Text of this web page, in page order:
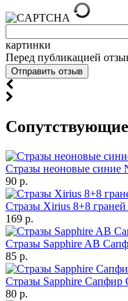
картинки
Перед публикацией
Cопутствующие
Стразы неоновые синие
90 р.
Стразы Xirius 8+8
169 р.
Стразы Sapphire AB
85 р.
Стразы Sapphire Сапфир
80 р.